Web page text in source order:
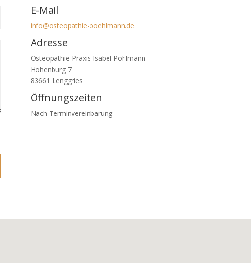
E-Mail
info@osteopathie-poehlmann.de
Adresse
Osteopathie-Praxis Isabel Pöhlmann
Hohenburg 7
83661 Lenggries
Öffnungszeiten
Nach Terminvereinbarung